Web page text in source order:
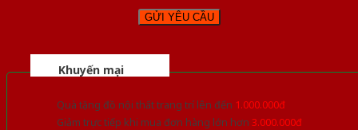
Khuyến mại
Quà tặng đồ nội thất trang trí lên đến 1.000.000đ
Giảm trực tiếp khi mua đơn hàng lớn hơn 3.000.000đ